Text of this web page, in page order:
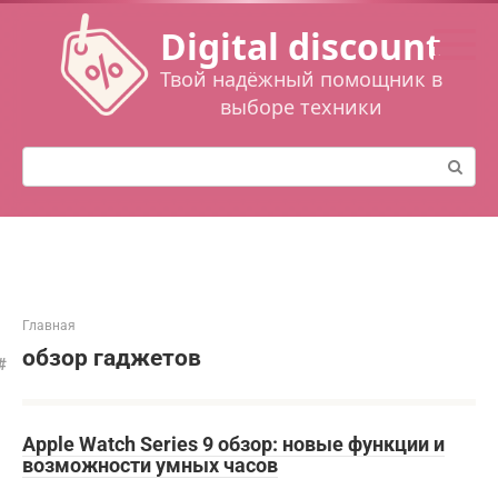
Перейти
контенту
Digital discount
Твой надёжный помощник в
выборе техники
Поиск:
Главная
обзор гаджетов
Apple Watch Series 9 обзор: новые функции и
возможности умных часов